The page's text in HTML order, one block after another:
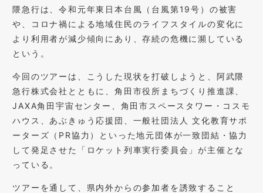
隈急行は、令和元年東日本台風（台風第19号）の被害
や、コロナ禍による地域住民のライフスタイルの変化に
より利用者が減少傾向にあり、存続の危機に瀕している
という。
今回のツアーは、こうした現状を打破しようと、阿武隈
急行株式会社とともに、角田市役所まちづくり推進課、
JAXA角田宇宙センター、角田市スペースタワー・コスモ
ハウス、あぶきゅう応援団、一般社団法人 文化教育サポ
ーターズ（PR協力）といった地元団体が一致団結・協力
して発足させた「ロケット列車実行委員会」が主催とな
っている。
ツアーを通して、県内外からの参加者を誘致すること